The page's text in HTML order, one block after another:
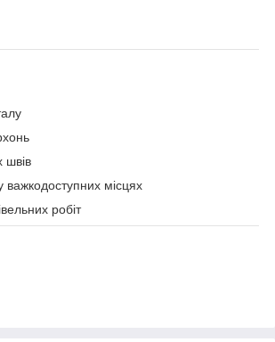
швів
важкодоступних місцях
робіт